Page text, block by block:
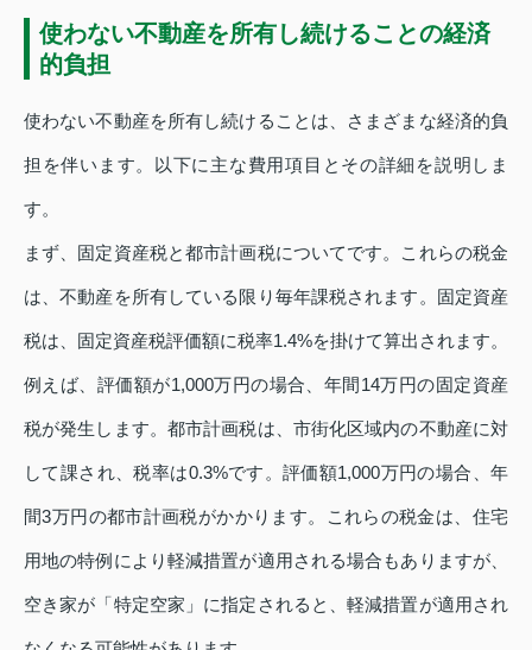
使わない不動産を所有し続けることの経済
的負担
使わない不動産を所有し続けることは、さまざまな経済的負
担を伴います。以下に主な費用項目とその詳細を説明しま
す。
まず、固定資産税と都市計画税についてです。これらの税金
は、不動産を所有している限り毎年課税されます。固定資産
税は、固定資産税評価額に税率1.4%を掛けて算出されます。
例えば、評価額が1,000万円の場合、年間14万円の固定資産
税が発生します。都市計画税は、市街化区域内の不動産に対
して課され、税率は0.3%です。評価額1,000万円の場合、年
間3万円の都市計画税がかかります。これらの税金は、住宅
用地の特例により軽減措置が適用される場合もありますが、
空き家が「特定空家」に指定されると、軽減措置が適用され